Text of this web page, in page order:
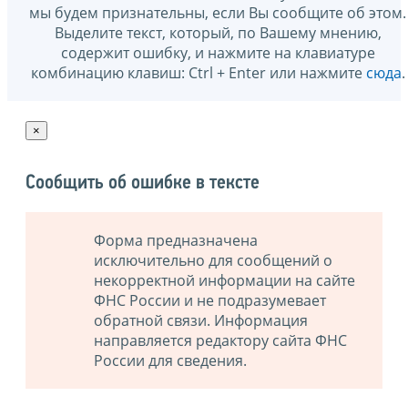
мы будем признательны, если Вы сообщите об этом.
Выделите текст, который, по Вашему мнению,
содержит ошибку, и нажмите на клавиатуре
комбинацию клавиш: Ctrl + Enter или нажмите сюда.
×
Сообщить об ошибке в тексте
Форма предназначена
исключительно для сообщений о
некорректной информации на сайте
ФНС России и не подразумевает
обратной связи. Информация
направляется редактору сайта ФНС
России для сведения.